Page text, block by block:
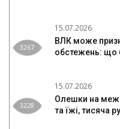
3267
15.07.2026
ВЛК може
обстежень: що
3228
15.07.2026
Олешки на межі
та їжі, тисяча